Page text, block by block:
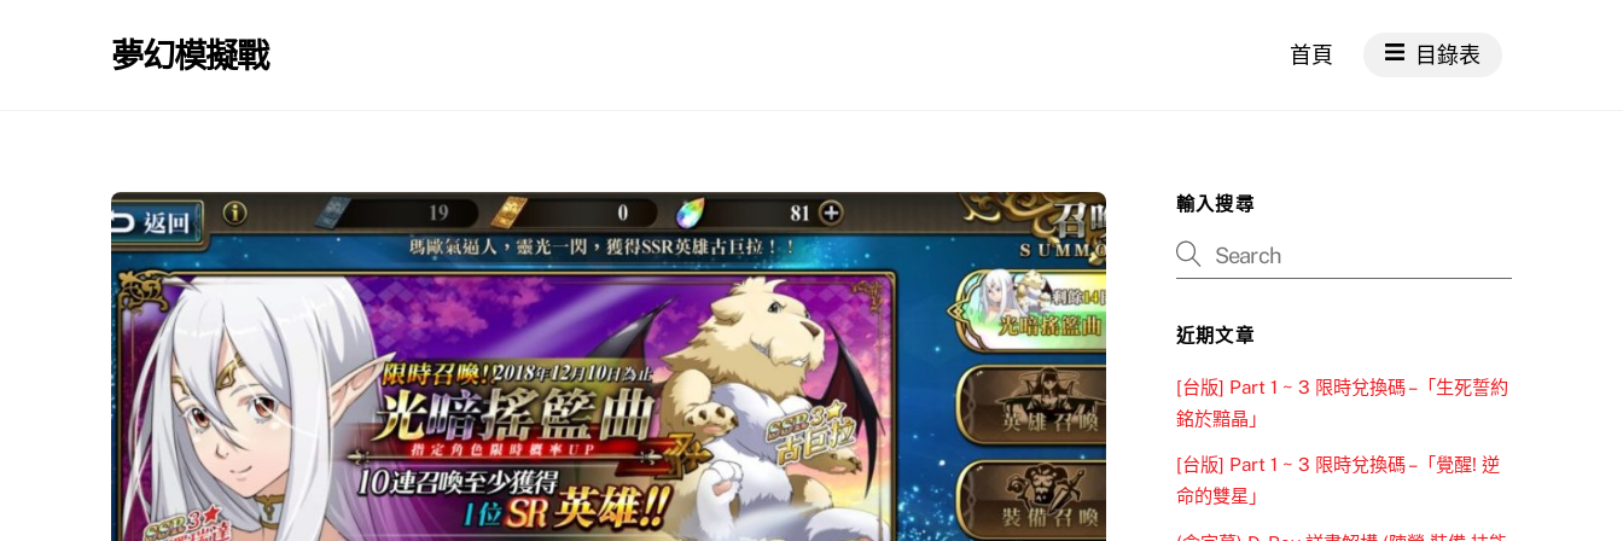
夢幻模擬戰 首頁 目錄表
輸入搜尋
近期文章
[台版] Part 1 ~ 3 限時兌換碼 –「生死誓約
銘於黯晶」
[台版] Part 1 ~ 3 限時兌換碼 –「覺醒! 逆
命的雙星」